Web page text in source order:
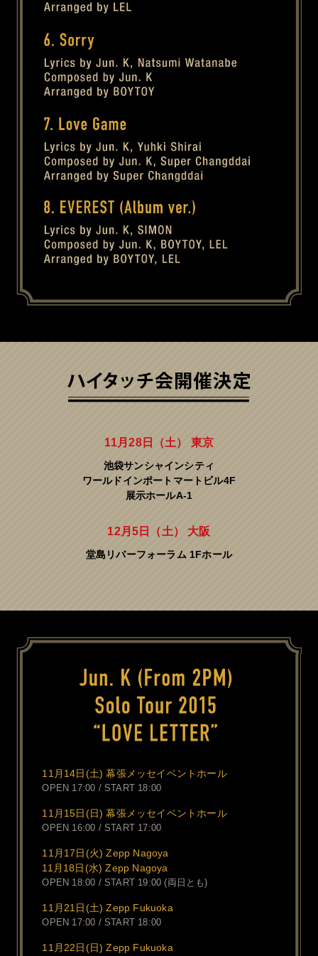
11月28日（土） 東京
池袋サンシャインシティ
ワールドインポートマートビル4F
展示ホールA-1
12月5日（土） 大阪
堂島リバーフォーラム 1Fホール
11月14日(土) 幕張メッセイベントホール
OPEN 17:00 / START 18:00
11月15日(日) 幕張メッセイベントホール
OPEN 16:00 / START 17:00
11月17日(火) Zepp Nagoya
11月18日(水) Zepp Nagoya
OPEN 18:00 / START 19:00 (両日とも)
11月21日(土) Zepp Fukuoka
OPEN 17:00 / START 18:00
11月22日(日) Zepp Fukuoka